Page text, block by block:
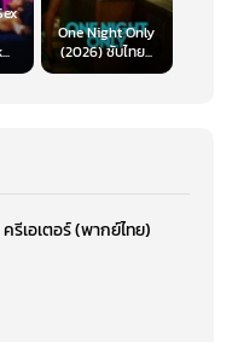
One Night Only
(2026) ซับไทย...
รีเอเตอร์ (พากย์ไทย)